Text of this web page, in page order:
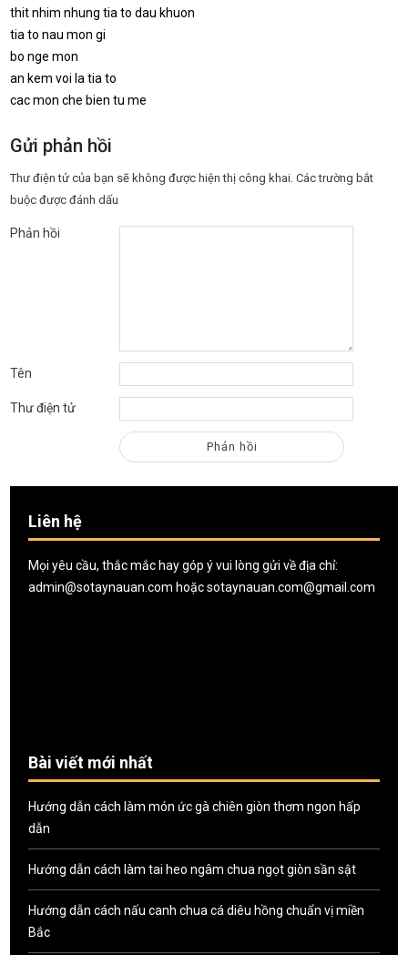
thit nhim nhung tia to dau khuon
tia to nau mon gi
bo nge mon
an kem voi la tia to
cac mon che bien tu me
Gửi phản hồi
Thư điện tử của bạn sẽ không được hiện thị công khai. Các trường bắt
buộc được đánh dấu
Phản hồi
Tên
Thư điện tử
Liên hệ
Mọi yêu cầu, thắc mắc hay góp ý vui lòng gửi về địa chỉ:
admin@sotaynauan.com hoặcsotaynauan.com@gmail.com
Bài viết mới nhất
Hướng dẫn cách làm món ức gà chiên giòn thơm ngon hấp
dẫn
Hướng dẫn cách làm tai heo ngâm chua ngọt giòn sần sật
Hướng dẫn cách nấu canh chua cá diêu hồng chuẩn vị miền
Bắc